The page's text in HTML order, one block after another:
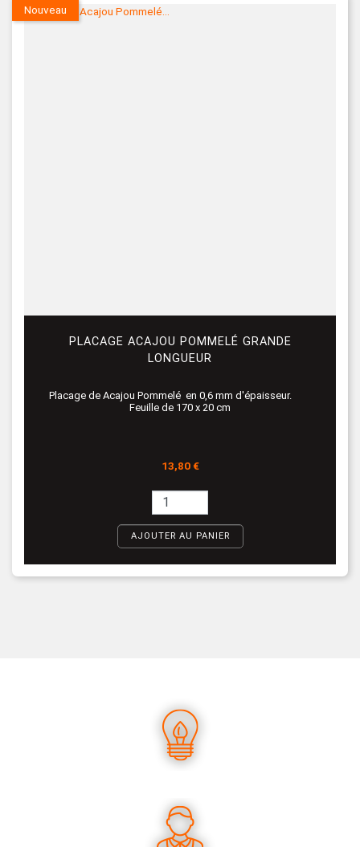
PLACAGE ACAJOU POMMELÉ GRANDE
LONGUEUR
Placage de Acajou Pommelé en 0,6 mm d'épaisseur.
Feuille de 170 x 20 cm
Prix
13,80 €
AJOUTER AU PANIER
Nouveau